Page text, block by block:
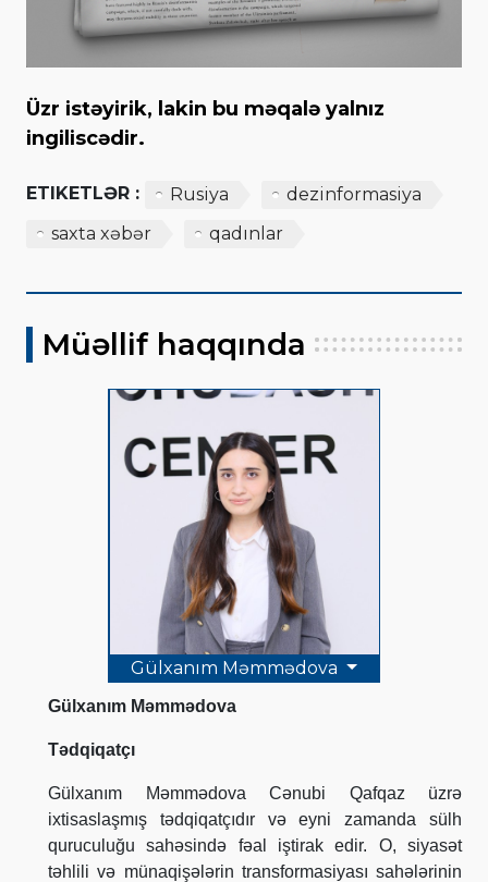
Üzr istəyirik, lakin bu məqalə yalnız
ingiliscədir.
ETIKETLƏR : Rusiya
dezinformasiya
saxta xəbər
qadınlar
Müəllif haqqında
Gülxanım Məmmədova
Gülxanım Məmmədova
Tədqiqatçı
Gülxanım Məmmədova Cənubi Qafqaz üzrə
ixtisaslaşmış tədqiqatçıdır və eyni zamanda sülh
quruculuğu sahəsində fəal iştirak edir. O, siyasət
təhlili və münaqişələrin transformasiyası sahələrinin